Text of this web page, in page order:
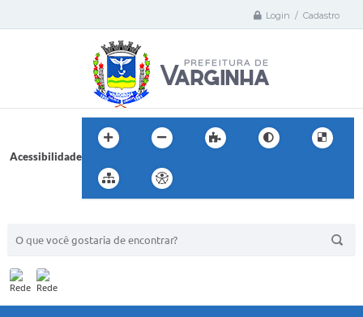
Login / Cadastro
Acessibilidade